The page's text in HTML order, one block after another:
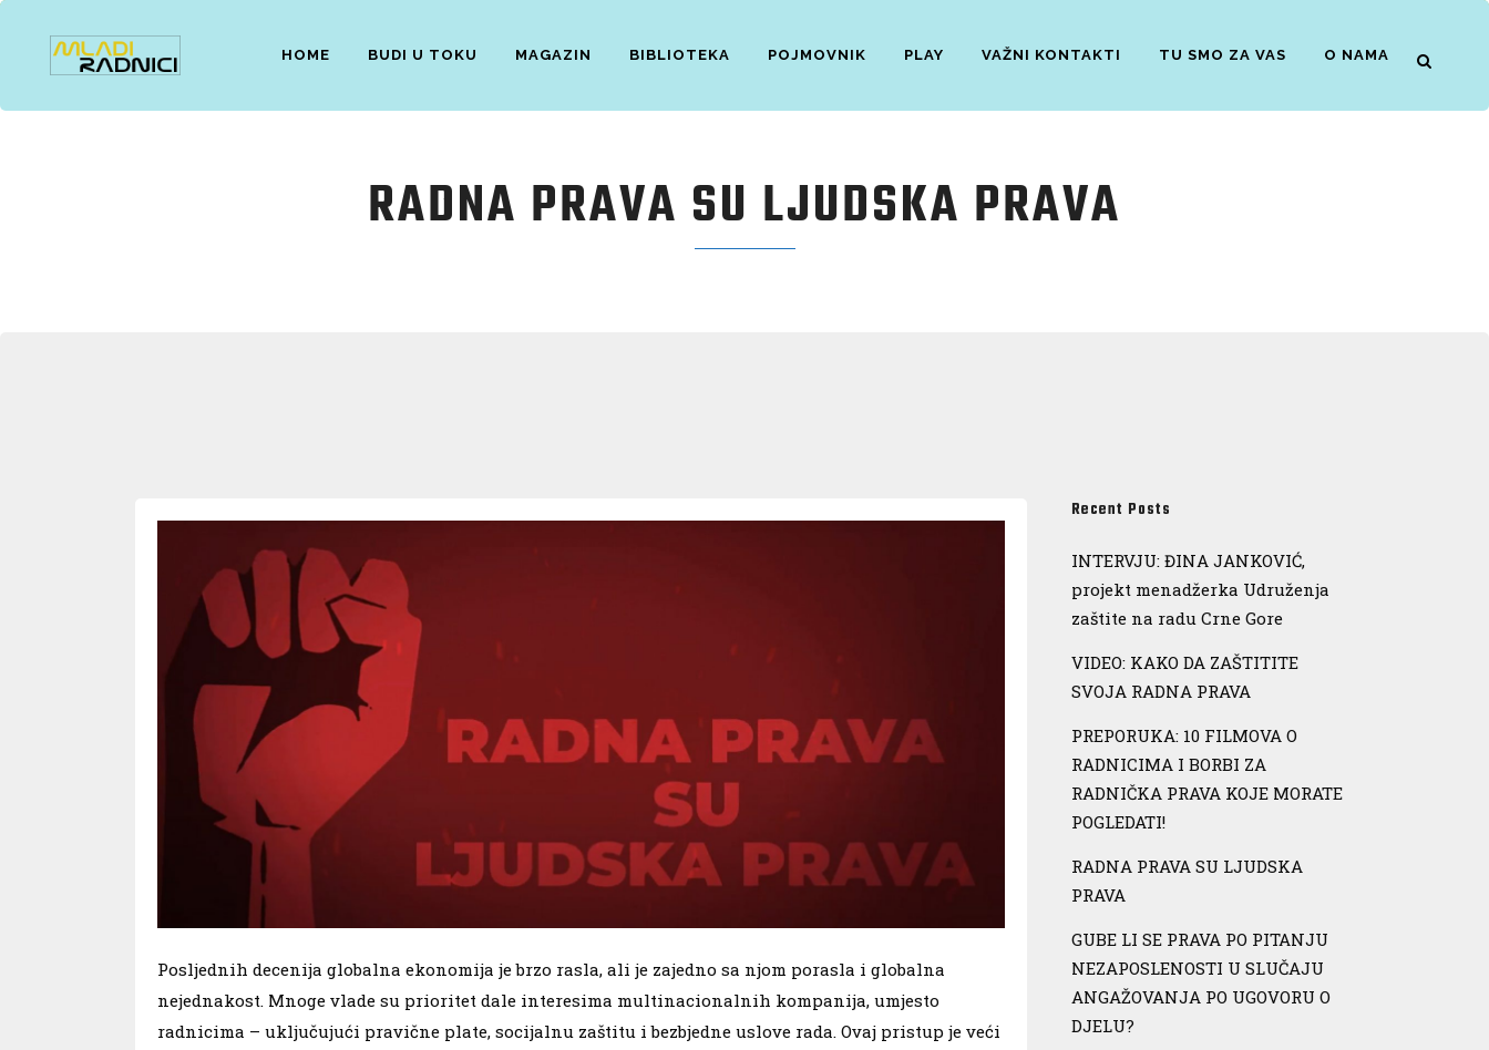
HOME BUDI U TOKU MAGAZIN BIBLIOTEKA POJMOVNIK PLAY VAŽNI KONTAKTI TU SMO ZA VAS O NAMA
RADNA PRAVA SU LJUDSKA PRAVA
Posljednih decenija globalna ekonomija je brzo rasla, ali je zajedno sa njom porasla i globalna
nejednakost. Mnoge vlade su prioritet dale interesima multinacionalnih kompanija, umjesto
radnicima – uključujući pravične plate, socijalnu zaštitu i bezbjedne uslove rada. Ovaj pristup je veći
Recent Posts
INTERVJU: ĐINA JANKOVIĆ,
projekt menadžerka Udruženja
zaštite na radu Crne Gore
VIDEO: KAKO DA ZAŠTITITE
SVOJA RADNA PRAVA
PREPORUKA: 10 FILMOVA O
RADNICIMA I BORBI ZA
RADNIČKA PRAVA KOJE MORATE
POGLEDATI!
RADNA PRAVA SU LJUDSKA
PRAVA
GUBE LI SE PRAVA PO PITANJU
NEZAPOSLENOSTI U SLUČAJU
ANGAŽOVANJA PO UGOVORU O
DJELU?